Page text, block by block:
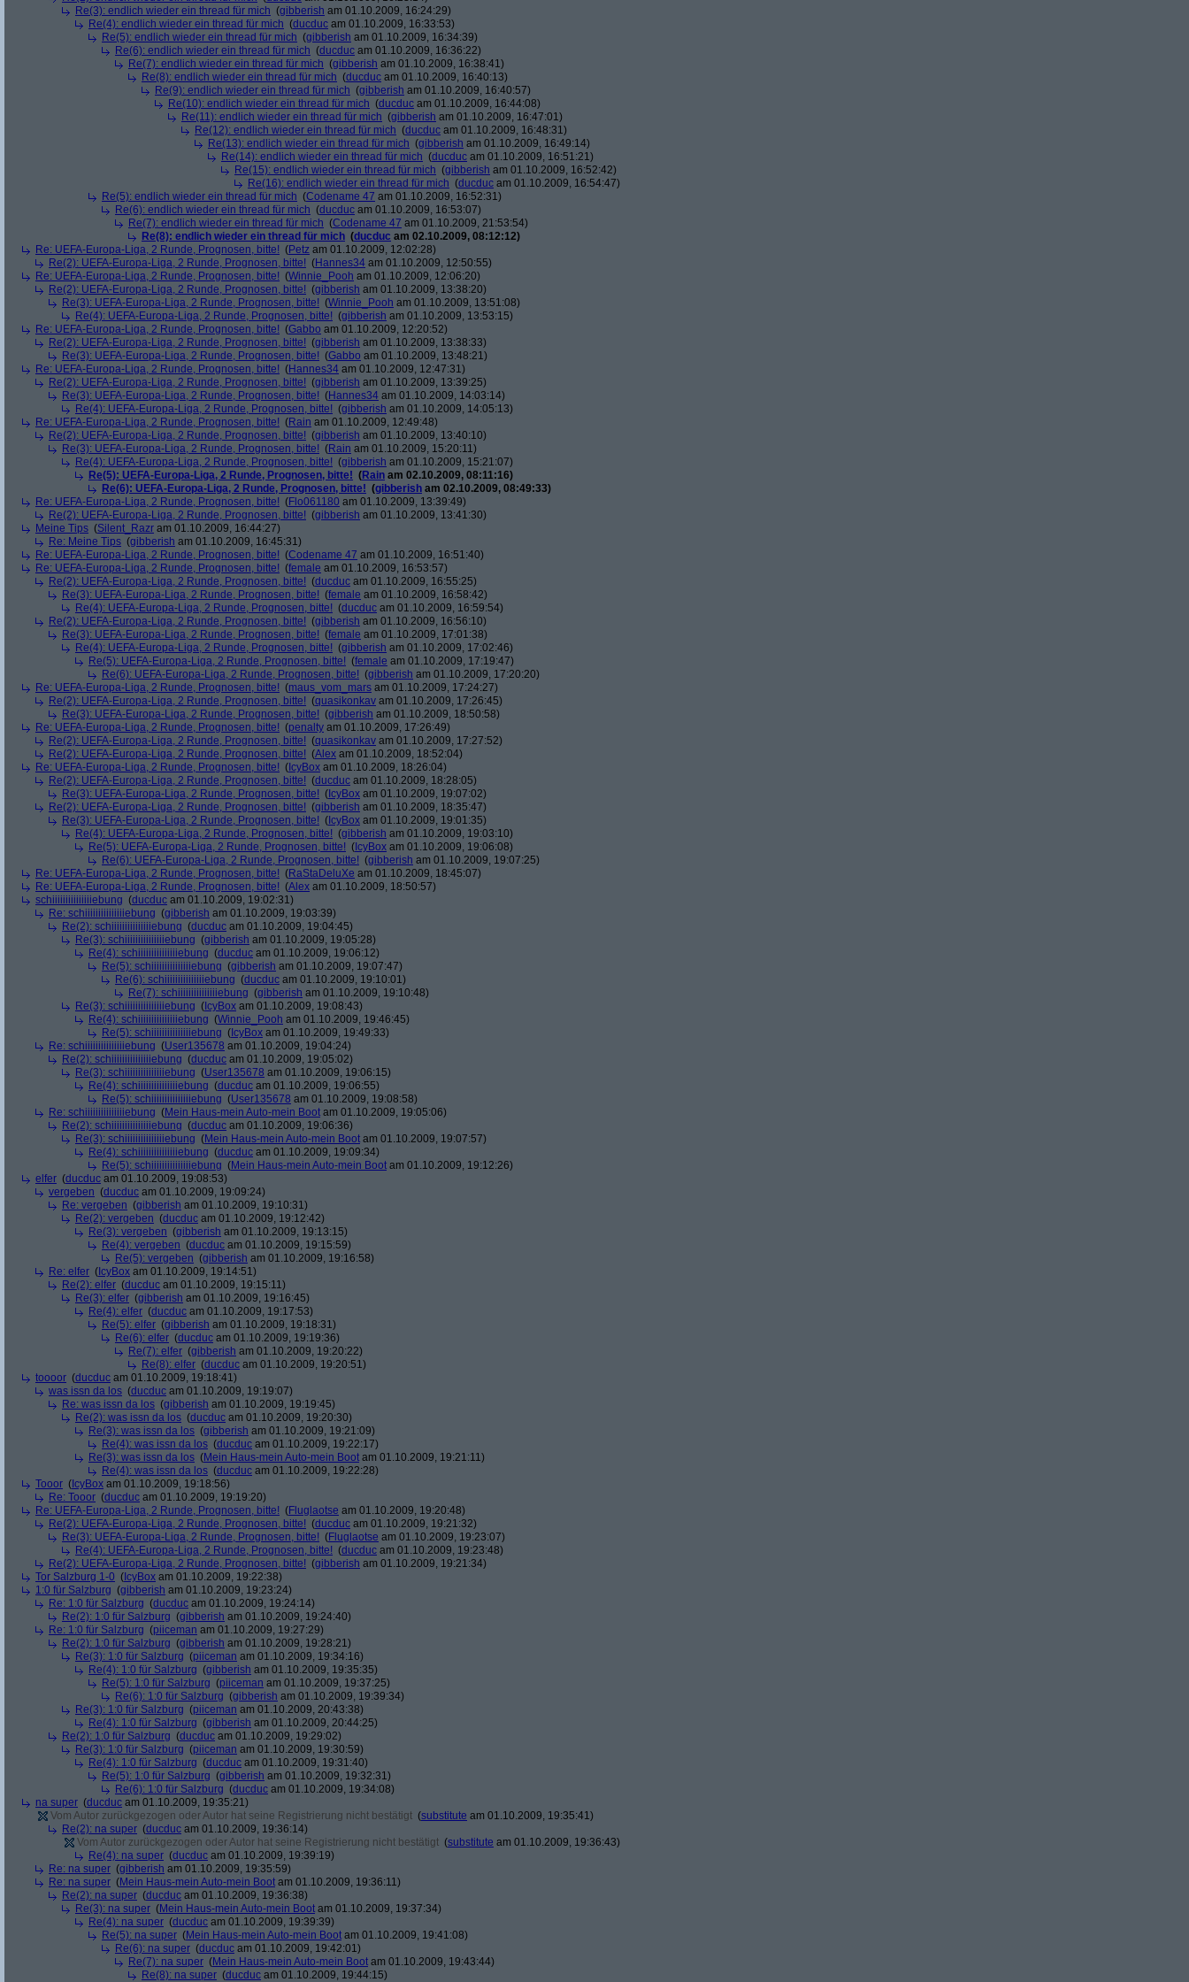
Re(3): endlich wieder ein thread für mich (gibberish am 01.10.2009, 16:24:29)
Re(4): endlich wieder ein thread für mich (ducduc am 01.10.2009, 16:33:53)
Re(5): endlich wieder ein thread für mich (gibberish am 01.10.2009, 16:34:39)
Re(6): endlich wieder ein thread für mich (ducduc am 01.10.2009, 16:36:22)
Re(7): endlich wieder ein thread für mich (gibberish am 01.10.2009, 16:38:41)
Re(8): endlich wieder ein thread für mich (ducduc am 01.10.2009, 16:40:13)
Re(9): endlich wieder ein thread für mich (gibberish am 01.10.2009, 16:40:57)
Re(10): endlich wieder ein thread für mich (ducduc am 01.10.2009, 16:44:08)
Re(11): endlich wieder ein thread für mich (gibberish am 01.10.2009, 16:47:01)
Re(12): endlich wieder ein thread für mich (ducduc am 01.10.2009, 16:48:31)
Re(13): endlich wieder ein thread für mich (gibberish am 01.10.2009, 16:49:14)
Re(14): endlich wieder ein thread für mich (ducduc am 01.10.2009, 16:51:21)
Re(15): endlich wieder ein thread für mich (gibberish am 01.10.2009, 16:52:42)
Re(16): endlich wieder ein thread für mich (ducduc am 01.10.2009, 16:54:47)
Re(5): endlich wieder ein thread für mich (Codename 47 am 01.10.2009, 16:52:31)
Re(6): endlich wieder ein thread für mich (ducduc am 01.10.2009, 16:53:07)
Re(7): endlich wieder ein thread für mich (Codename 47 am 01.10.2009, 21:53:54)
Re(8): endlich wieder ein thread für mich (ducduc am 02.10.2009, 08:12:12)
Re: UEFA-Europa-Liga, 2 Runde, Prognosen, bitte! (Petz am 01.10.2009, 12:02:28)
Re(2): UEFA-Europa-Liga, 2 Runde, Prognosen, bitte! (Hannes34 am 01.10.2009, 12:50:55)
Re: UEFA-Europa-Liga, 2 Runde, Prognosen, bitte! (Winnie_Pooh am 01.10.2009, 12:06:20)
Re(2): UEFA-Europa-Liga, 2 Runde, Prognosen, bitte! (gibberish am 01.10.2009, 13:38:20)
Re(3): UEFA-Europa-Liga, 2 Runde, Prognosen, bitte! (Winnie_Pooh am 01.10.2009, 13:51:08)
Re(4): UEFA-Europa-Liga, 2 Runde, Prognosen, bitte! (gibberish am 01.10.2009, 13:53:15)
Re: UEFA-Europa-Liga, 2 Runde, Prognosen, bitte! (Gabbo am 01.10.2009, 12:20:52)
Re(2): UEFA-Europa-Liga, 2 Runde, Prognosen, bitte! (gibberish am 01.10.2009, 13:38:33)
Re(3): UEFA-Europa-Liga, 2 Runde, Prognosen, bitte! (Gabbo am 01.10.2009, 13:48:21)
Re: UEFA-Europa-Liga, 2 Runde, Prognosen, bitte! (Hannes34 am 01.10.2009, 12:47:31)
Re(2): UEFA-Europa-Liga, 2 Runde, Prognosen, bitte! (gibberish am 01.10.2009, 13:39:25)
Re(3): UEFA-Europa-Liga, 2 Runde, Prognosen, bitte! (Hannes34 am 01.10.2009, 14:03:14)
Re(4): UEFA-Europa-Liga, 2 Runde, Prognosen, bitte! (gibberish am 01.10.2009, 14:05:13)
Re: UEFA-Europa-Liga, 2 Runde, Prognosen, bitte! (Rain am 01.10.2009, 12:49:48)
Re(2): UEFA-Europa-Liga, 2 Runde, Prognosen, bitte! (gibberish am 01.10.2009, 13:40:10)
Re(3): UEFA-Europa-Liga, 2 Runde, Prognosen, bitte! (Rain am 01.10.2009, 15:20:11)
Re(4): UEFA-Europa-Liga, 2 Runde, Prognosen, bitte! (gibberish am 01.10.2009, 15:21:07)
Re(5): UEFA-Europa-Liga, 2 Runde, Prognosen, bitte! (Rain am 02.10.2009, 08:11:16)
Re(6): UEFA-Europa-Liga, 2 Runde, Prognosen, bitte! (gibberish am 02.10.2009, 08:49:33)
Re: UEFA-Europa-Liga, 2 Runde, Prognosen, bitte! (Flo061180 am 01.10.2009, 13:39:49)
Re(2): UEFA-Europa-Liga, 2 Runde, Prognosen, bitte! (gibberish am 01.10.2009, 13:41:30)
Meine Tips (Silent_Razr am 01.10.2009, 16:44:27)
Re: Meine Tips (gibberish am 01.10.2009, 16:45:31)
Re: UEFA-Europa-Liga, 2 Runde, Prognosen, bitte! (Codename 47 am 01.10.2009, 16:51:40)
Re: UEFA-Europa-Liga, 2 Runde, Prognosen, bitte! (female am 01.10.2009, 16:53:57)
Re(2): UEFA-Europa-Liga, 2 Runde, Prognosen, bitte! (ducduc am 01.10.2009, 16:55:25)
Re(3): UEFA-Europa-Liga, 2 Runde, Prognosen, bitte! (female am 01.10.2009, 16:58:42)
Re(4): UEFA-Europa-Liga, 2 Runde, Prognosen, bitte! (ducduc am 01.10.2009, 16:59:54)
Re(2): UEFA-Europa-Liga, 2 Runde, Prognosen, bitte! (gibberish am 01.10.2009, 16:56:10)
Re(3): UEFA-Europa-Liga, 2 Runde, Prognosen, bitte! (female am 01.10.2009, 17:01:38)
Re(4): UEFA-Europa-Liga, 2 Runde, Prognosen, bitte! (gibberish am 01.10.2009, 17:02:46)
Re(5): UEFA-Europa-Liga, 2 Runde, Prognosen, bitte! (female am 01.10.2009, 17:19:47)
Re(6): UEFA-Europa-Liga, 2 Runde, Prognosen, bitte! (gibberish am 01.10.2009, 17:20:20)
Re: UEFA-Europa-Liga, 2 Runde, Prognosen, bitte! (maus_vom_mars am 01.10.2009, 17:24:27)
Re(2): UEFA-Europa-Liga, 2 Runde, Prognosen, bitte! (quasikonkav am 01.10.2009, 17:26:45)
Re(3): UEFA-Europa-Liga, 2 Runde, Prognosen, bitte! (gibberish am 01.10.2009, 18:50:58)
Re: UEFA-Europa-Liga, 2 Runde, Prognosen, bitte! (penalty am 01.10.2009, 17:26:49)
Re(2): UEFA-Europa-Liga, 2 Runde, Prognosen, bitte! (quasikonkav am 01.10.2009, 17:27:52)
Re(2): UEFA-Europa-Liga, 2 Runde, Prognosen, bitte! (Alex am 01.10.2009, 18:52:04)
Re: UEFA-Europa-Liga, 2 Runde, Prognosen, bitte! ( IcyBox am 01.10.2009, 18:26:04)
Re(2): UEFA-Europa-Liga, 2 Runde, Prognosen, bitte! (ducduc am 01.10.2009, 18:28:05)
Re(3): UEFA-Europa-Liga, 2 Runde, Prognosen, bitte! ( IcyBox am 01.10.2009, 19:07:02)
Re(2): UEFA-Europa-Liga, 2 Runde, Prognosen, bitte! (gibberish am 01.10.2009, 18:35:47)
Re(3): UEFA-Europa-Liga, 2 Runde, Prognosen, bitte! ( IcyBox am 01.10.2009, 19:01:35)
Re(4): UEFA-Europa-Liga, 2 Runde, Prognosen, bitte! (gibberish am 01.10.2009, 19:03:10)
Re(5): UEFA-Europa-Liga, 2 Runde, Prognosen, bitte! ( IcyBox am 01.10.2009, 19:06:08)
Re(6): UEFA-Europa-Liga, 2 Runde, Prognosen, bitte! (gibberish am 01.10.2009, 19:07:25)
Re: UEFA-Europa-Liga, 2 Runde, Prognosen, bitte! (RaStaDeluXe am 01.10.2009, 18:45:07)
Re: UEFA-Europa-Liga, 2 Runde, Prognosen, bitte! (Alex am 01.10.2009, 18:50:57)
schiiiiiiiiiiiiiiiebung (ducduc am 01.10.2009, 19:02:31)
Re: schiiiiiiiiiiiiiiiebung (gibberish am 01.10.2009, 19:03:39)
Re(2): schiiiiiiiiiiiiiiiebung (ducduc am 01.10.2009, 19:04:45)
Re(3): schiiiiiiiiiiiiiiiebung (gibberish am 01.10.2009, 19:05:28)
Re(4): schiiiiiiiiiiiiiiiebung (ducduc am 01.10.2009, 19:06:12)
Re(5): schiiiiiiiiiiiiiiiebung (gibberish am 01.10.2009, 19:07:47)
Re(6): schiiiiiiiiiiiiiiiebung (ducduc am 01.10.2009, 19:10:01)
Re(7): schiiiiiiiiiiiiiiiebung (gibberish am 01.10.2009, 19:10:48)
Re(3): schiiiiiiiiiiiiiiiebung ( IcyBox am 01.10.2009, 19:08:43)
Re(4): schiiiiiiiiiiiiiiiebung (Winnie_Pooh am 01.10.2009, 19:46:45)
Re(5): schiiiiiiiiiiiiiiiebung ( IcyBox am 01.10.2009, 19:49:33)
Re: schiiiiiiiiiiiiiiiebung (User135678 am 01.10.2009, 19:04:24)
Re(2): schiiiiiiiiiiiiiiiebung (ducduc am 01.10.2009, 19:05:02)
Re(3): schiiiiiiiiiiiiiiiebung (User135678 am 01.10.2009, 19:06:15)
Re(4): schiiiiiiiiiiiiiiiebung (ducduc am 01.10.2009, 19:06:55)
Re(5): schiiiiiiiiiiiiiiiebung (User135678 am 01.10.2009, 19:08:58)
Re: schiiiiiiiiiiiiiiiebung (Mein Haus-mein Auto-mein Boot am 01.10.2009, 19:05:06)
Re(2): schiiiiiiiiiiiiiiiebung (ducduc am 01.10.2009, 19:06:36)
Re(3): schiiiiiiiiiiiiiiiebung (Mein Haus-mein Auto-mein Boot am 01.10.2009, 19:07:57)
Re(4): schiiiiiiiiiiiiiiiebung (ducduc am 01.10.2009, 19:09:34)
Re(5): schiiiiiiiiiiiiiiiebung (Mein Haus-mein Auto-mein Boot am 01.10.2009, 19:12:26)
elfer (ducduc am 01.10.2009, 19:08:53)
vergeben (ducduc am 01.10.2009, 19:09:24)
Re: vergeben (gibberish am 01.10.2009, 19:10:31)
Re(2): vergeben (ducduc am 01.10.2009, 19:12:42)
Re(3): vergeben (gibberish am 01.10.2009, 19:13:15)
Re(4): vergeben (ducduc am 01.10.2009, 19:15:59)
Re(5): vergeben (gibberish am 01.10.2009, 19:16:58)
Re: elfer ( IcyBox am 01.10.2009, 19:14:51)
Re(2): elfer (ducduc am 01.10.2009, 19:15:11)
Re(3): elfer (gibberish am 01.10.2009, 19:16:45)
Re(4): elfer (ducduc am 01.10.2009, 19:17:53)
Re(5): elfer (gibberish am 01.10.2009, 19:18:31)
Re(6): elfer (ducduc am 01.10.2009, 19:19:36)
Re(7): elfer (gibberish am 01.10.2009, 19:20:22)
Re(8): elfer (ducduc am 01.10.2009, 19:20:51)
toooor (ducduc am 01.10.2009, 19:18:41)
was issn da los (ducduc am 01.10.2009, 19:19:07)
Re: was issn da los (gibberish am 01.10.2009, 19:19:45)
Re(2): was issn da los (ducduc am 01.10.2009, 19:20:30)
Re(3): was issn da los (gibberish am 01.10.2009, 19:21:09)
Re(4): was issn da los (ducduc am 01.10.2009, 19:22:17)
Re(3): was issn da los (Mein Haus-mein Auto-mein Boot am 01.10.2009, 19:21:11)
Re(4): was issn da los (ducduc am 01.10.2009, 19:22:28)
Tooor ( IcyBox am 01.10.2009, 19:18:56)
Re: Tooor (ducduc am 01.10.2009, 19:19:20)
Re: UEFA-Europa-Liga, 2 Runde, Prognosen, bitte! (Fluglaotse am 01.10.2009, 19:20:48)
Re(2): UEFA-Europa-Liga, 2 Runde, Prognosen, bitte! (ducduc am 01.10.2009, 19:21:32)
Re(3): UEFA-Europa-Liga, 2 Runde, Prognosen, bitte! (Fluglaotse am 01.10.2009, 19:23:07)
Re(4): UEFA-Europa-Liga, 2 Runde, Prognosen, bitte! (ducduc am 01.10.2009, 19:23:48)
Re(2): UEFA-Europa-Liga, 2 Runde, Prognosen, bitte! (gibberish am 01.10.2009, 19:21:34)
Tor Salzburg 1-0 ( IcyBox am 01.10.2009, 19:22:38)
1:0 für Salzburg (gibberish am 01.10.2009, 19:23:24)
Re: 1:0 für Salzburg (ducduc am 01.10.2009, 19:24:14)
Re(2): 1:0 für Salzburg (gibberish am 01.10.2009, 19:24:40)
Re: 1:0 für Salzburg (piiceman am 01.10.2009, 19:27:29)
Re(2): 1:0 für Salzburg (gibberish am 01.10.2009, 19:28:21)
Re(3): 1:0 für Salzburg (piiceman am 01.10.2009, 19:34:16)
Re(4): 1:0 für Salzburg (gibberish am 01.10.2009, 19:35:35)
Re(5): 1:0 für Salzburg (piiceman am 01.10.2009, 19:37:25)
Re(6): 1:0 für Salzburg (gibberish am 01.10.2009, 19:39:34)
Re(3): 1:0 für Salzburg (piiceman am 01.10.2009, 20:43:38)
Re(4): 1:0 für Salzburg (gibberish am 01.10.2009, 20:44:25)
Re(2): 1:0 für Salzburg (ducduc am 01.10.2009, 19:29:02)
Re(3): 1:0 für Salzburg (piiceman am 01.10.2009, 19:30:59)
Re(4): 1:0 für Salzburg (ducduc am 01.10.2009, 19:31:40)
Re(5): 1:0 für Salzburg (gibberish am 01.10.2009, 19:32:31)
Re(6): 1:0 für Salzburg (ducduc am 01.10.2009, 19:34:08)
na super (ducduc am 01.10.2009, 19:35:21)
Vom Autor zurückgezogen oder Autor hat seine Registrierung nicht bestätigt (substitute am 01.10.2009, 19:35:41)
Re(2): na super (ducduc am 01.10.2009, 19:36:14)
Vom Autor zurückgezogen oder Autor hat seine Registrierung nicht bestätigt (substitute am 01.10.2009, 19:36:43)
Re(4): na super (ducduc am 01.10.2009, 19:39:19)
Re: na super (gibberish am 01.10.2009, 19:35:59)
Re: na super (Mein Haus-mein Auto-mein Boot am 01.10.2009, 19:36:11)
Re(2): na super (ducduc am 01.10.2009, 19:36:38)
Re(3): na super (Mein Haus-mein Auto-mein Boot am 01.10.2009, 19:37:34)
Re(4): na super (ducduc am 01.10.2009, 19:39:39)
Re(5): na super (Mein Haus-mein Auto-mein Boot am 01.10.2009, 19:41:08)
Re(6): na super (ducduc am 01.10.2009, 19:42:01)
Re(7): na super (Mein Haus-mein Auto-mein Boot am 01.10.2009, 19:43:44)
Re(8): na super (ducduc am 01.10.2009, 19:44:15)